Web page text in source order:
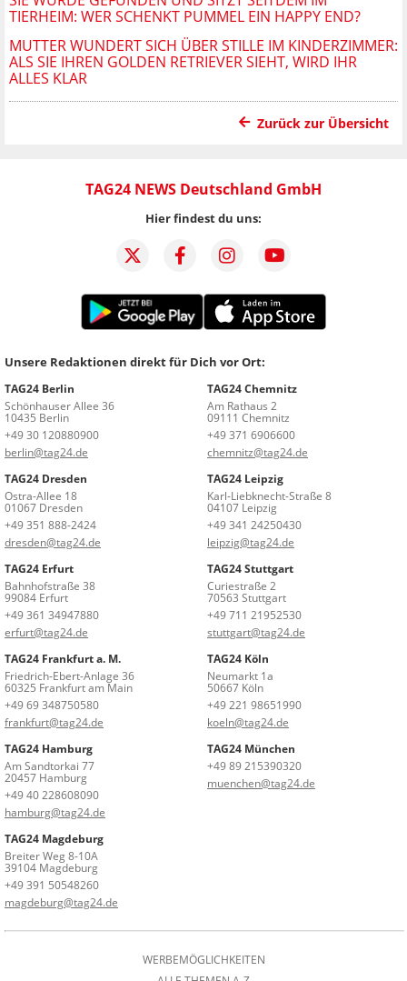
TIERHEIM: WER SCHENKT PUMMEL EIN HAPPY END?
MUTTER WUNDERT SICH ÜBER STILLE IM KINDERZIMMER:
ALS SIE IHREN GOLDEN RETRIEVER SIEHT, WIRD IHR
ALLES KLAR
Zurück zur Übersicht
TAG24 NEWS Deutschland GmbH
Hier findest du uns:
Unsere Redaktionen direkt für Dich vor Ort:
TAG24 Berlin
Schönhauser Allee 36
10435 Berlin
+49 30 120880900
berlin@tag24.de
TAG24 Chemnitz
Am Rathaus 2
09111 Chemnitz
+49 371 6906600
chemnitz@tag24.de
TAG24 Dresden
Ostra-Allee 18
01067 Dresden
+49 351 888-2424
dresden@tag24.de
TAG24 Leipzig
Karl-Liebknecht-Straße 8
04107 Leipzig
+49 341 24250430
leipzig@tag24.de
TAG24 Erfurt
Bahnhofstraße 38
99084 Erfurt
+49 361 34947880
erfurt@tag24.de
TAG24 Stuttgart
Curiestraße 2
70563 Stuttgart
+49 711 21952530
stuttgart@tag24.de
TAG24 Frankfurt a. M.
Friedrich-Ebert-Anlage 36
60325 Frankfurt am Main
+49 69 348750580
frankfurt@tag24.de
TAG24 Köln
Neumarkt 1a
50667 Köln
+49 221 98651990
koeln@tag24.de
TAG24 Hamburg
Am Sandtorkai 77
20457 Hamburg
+49 40 228608090
hamburg@tag24.de
TAG24 München
+49 89 215390320
muenchen@tag24.de
TAG24 Magdeburg
Breiter Weg 8-10A
39104 Magdeburg
+49 391 50548260
magdeburg@tag24.de
WERBEMÖGLICHKEITEN